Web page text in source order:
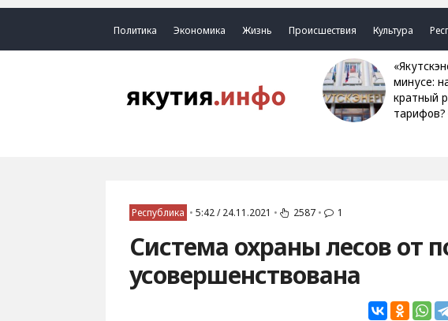
Политика Экономика Жизнь Происшествия Культура
«Якутскэнерго» в
минусе:
кратный
тарифов?
Республика • 5:42 / 24.11.2021 • 2587 • 1
Cистема охраны лесов от
усовершенствована